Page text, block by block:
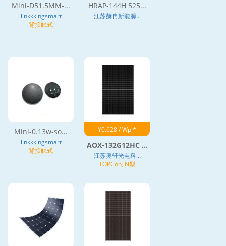
Mini-D51.5MM-...
linkkkingsmart
背接触式
HRAP-144H 525...
江苏赫冉新能源...
--
Mini-0.13w-so...
linkkkingsmart
背接触式
¥0.628 / Wp *
AOX-132G12HC ...
江苏奥轩光电科...
TOPCon, N型